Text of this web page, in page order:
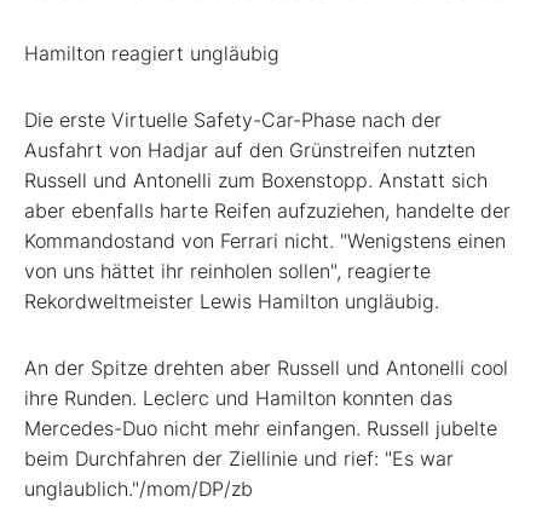
Hamilton reagiert ungläubig
Die erste Virtuelle Safety-Car-Phase nach der
Ausfahrt von Hadjar auf den Grünstreifen nutzten
Russell und Antonelli zum Boxenstopp. Anstatt sich
aber ebenfalls harte Reifen aufzuziehen, handelte der
Kommandostand von Ferrari nicht. "Wenigstens einen
von uns hättet ihr reinholen sollen", reagierte
Rekordweltmeister Lewis Hamilton ungläubig.
An der Spitze drehten aber Russell und Antonelli cool
ihre Runden. Leclerc und Hamilton konnten das
Mercedes-Duo nicht mehr einfangen. Russell jubelte
beim Durchfahren der Ziellinie und rief: "Es war
unglaublich."/mom/DP/zb